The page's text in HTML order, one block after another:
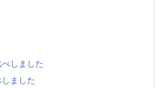
しました
ました